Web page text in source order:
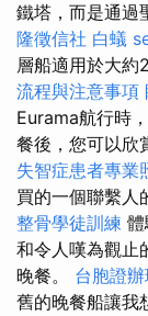
鐵塔，而是通過
隆徵信社 白蟻
層船適用於大約
流程與注意事項
Eurama航行時
餐後，您可以欣
失智症患者專業
買的一個聯繫人
整骨學徒訓練
和令人嘆為觀止
晚餐。 台胞證辦
舊的晚餐船讓我